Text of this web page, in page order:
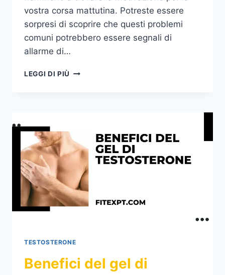
vostra corsa mattutina. Potreste essere
sorpresi di scoprire che questi problemi
comuni potrebbero essere segnali di
allarme di…
LEGGI DI PIÙ SINTOMI
TESTOSTERONE
Benefici del gel di